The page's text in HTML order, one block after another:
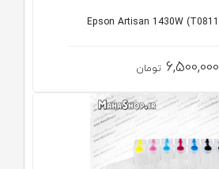
6,500,000 تومان